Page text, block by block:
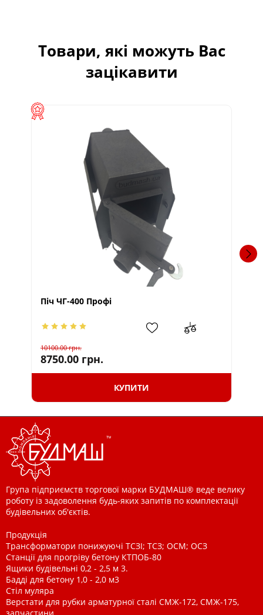
Товари, які можуть Вас
зацікавити
Піч ЧГ-400 Профі
10100.00грн.
8750.00 грн.
КУПИТИ
Група підприємств торгової марки БУДМАШ® веде велику
роботу із задоволення будь-яких запитів по комплектації
будівельних об'єктів.
Продукція
Трансформатори понижуючі ТСЗІ; ТСЗ; ОСМ; ОСЗ
Станції для прогріву бетону КТПОБ-80
Ящики будівельні 0,2 - 2,5 м 3.
Бадді для бетону 1,0 - 2,0 м3
Стіл муляра
Верстати для рубки арматурної сталі СМЖ-172, СМЖ-175,
запчастини